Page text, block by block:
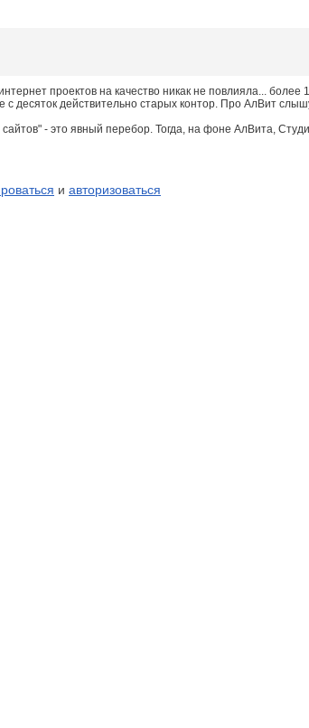
проектов на качество никак не повлияла...
десяток действительно старых контор. Про АлВит
- это явный перебор. Тогда, на фоне АлВита,
и авторизоваться